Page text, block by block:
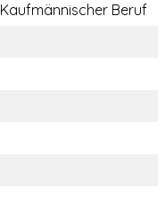
Kaufmännischer Beruf